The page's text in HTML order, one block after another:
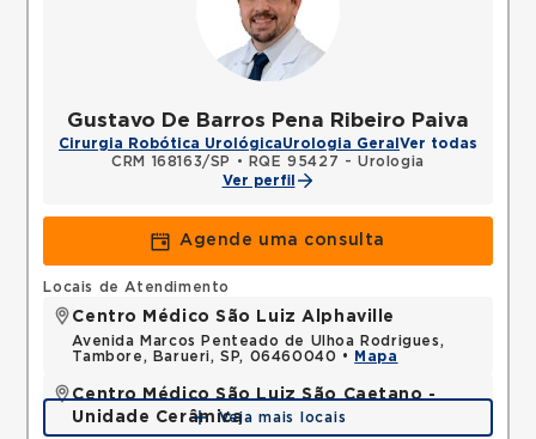
Gustavo De Barros Pena Ribeiro Paiva
Cirurgia Robótica UrológicaUrologia Geral Ver todas
CRM 168163/SP
•
RQE 95427 - Urologia
Ver perfil
Agende uma consulta
Locais de Atendimento
Centro Médico São Luiz Alphaville
Avenida Marcos Penteado de Ulhoa Rodrigues,
Tambore, Barueri, SP, 06460040 •
Mapa
Centro Médico São Luiz São Caetano -
Unidade CerâmicaVeja mais locais